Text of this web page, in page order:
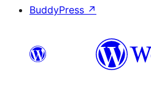
BuddyPress ↗